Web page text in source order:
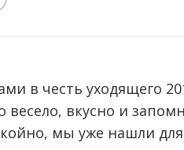
в честь уходящего
вкусно и
мы уже нашли для